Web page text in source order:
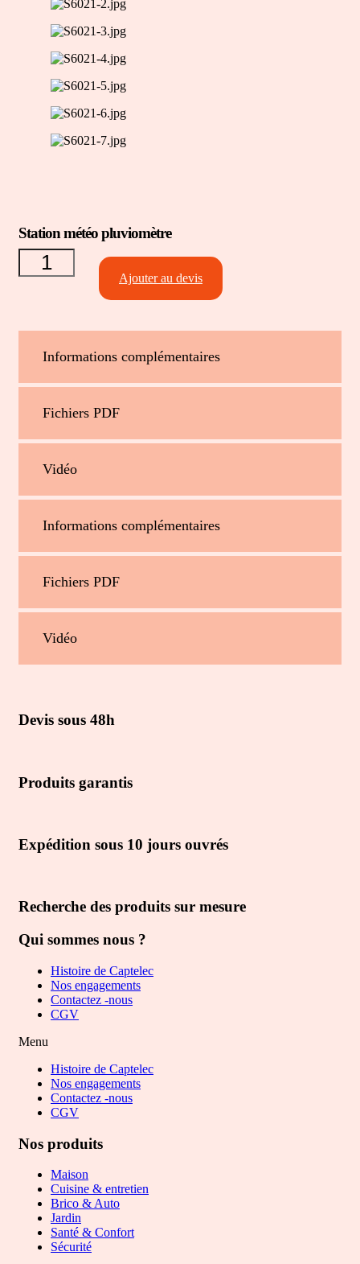
Station météo pluviomètre
quantité de
Station
météo
Ajouter au devis
Informations complémentaires
Fichiers PDF
Vidéo
Informations complémentaires
Fichiers PDF
Vidéo
Devis sous 48h
Produits garantis
Expédition sous 10 jours ouvrés
Recherche des produits sur mesure
Qui sommes nous ?
Histoire de Captelec
Nos engagements
Contactez -nous
CGV
Menu
Histoire de Captelec
Nos engagements
Contactez -nous
CGV
Nos produits
Maison
Cuisine & entretien
Brico & Auto
Jardin
Santé & Confort
Sécurité